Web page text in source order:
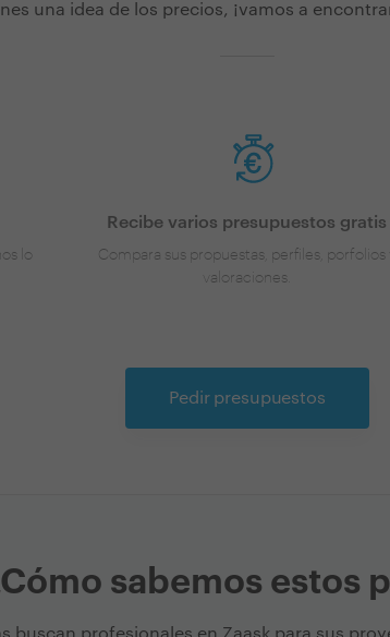
una idea de los precios, ¡vamos a
lo
Recibe varios presupuestos gratis
Compara sus propuestas, perfiles, porfolios y
valoraciones.
Pedir presupuestos
sabemos estos